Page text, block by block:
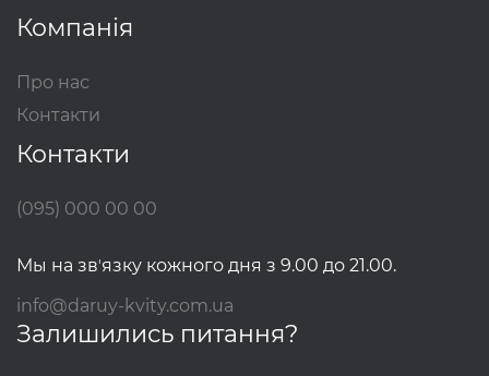
Компанія
Про нас
Контакти
Контакти
(095) 000 00 00
Мы на звʼязку кожного дня з 9.00 до 21.00.
info@daruy-kvity.com.ua
Залишились питання?